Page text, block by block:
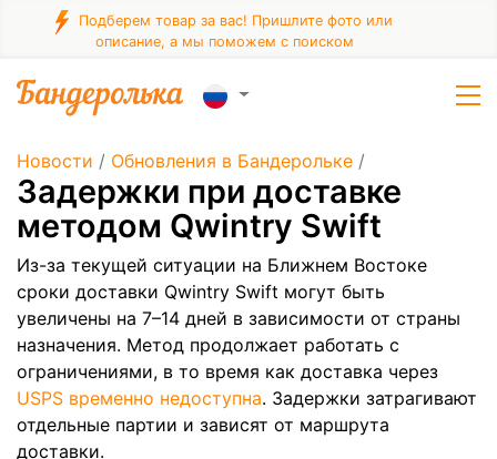
Подберем товар за вас! Пришлите фото или
описание, а мы поможем с поиском
Новости / Обновления в Бандерольке /
​Задержки при доставке
методом Qwintry Swift
Из-за текущей ситуации на Ближнем Востоке
сроки доставки Qwintry Swift могут быть
увеличены на 7–14 дней в зависимости от страны
назначения. Метод продолжает работать с
ограничениями, в то время как доставка через
USPS временно недоступна. Задержки затрагивают
отдельные партии и зависят от маршрута
доставки.